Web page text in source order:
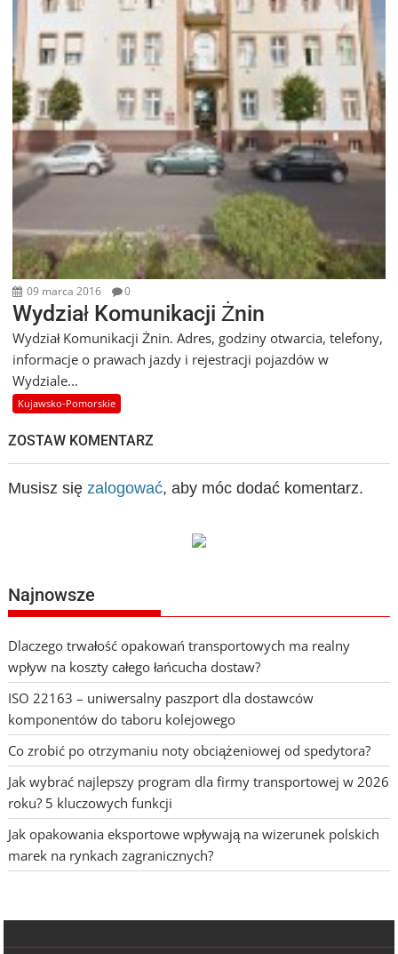
09 marca 2016 0
Wydział Komunikacji Żnin
Wydział Komunikacji Żnin. Adres, godziny otwarcia, telefony,
informacje o prawach jazdy i rejestracji pojazdów w
Wydziale...
Kujawsko-Pomorskie
ZOSTAW KOMENTARZ
Musisz sięzalogować, aby móc dodać komentarz.
Najnowsze
Dlaczego trwałość opakowań transportowych ma realny
wpływ na koszty całego łańcucha dostaw?
ISO 22163 – uniwersalny paszport dla dostawców
komponentów do taboru kolejowego
Co zrobić po otrzymaniu noty obciążeniowej od spedytora?
Jak wybrać najlepszy program dla firmy transportowej w 2026
roku? 5 kluczowych funkcji
Jak opakowania eksportowe wpływają na wizerunek polskich
marek na rynkach zagranicznych?